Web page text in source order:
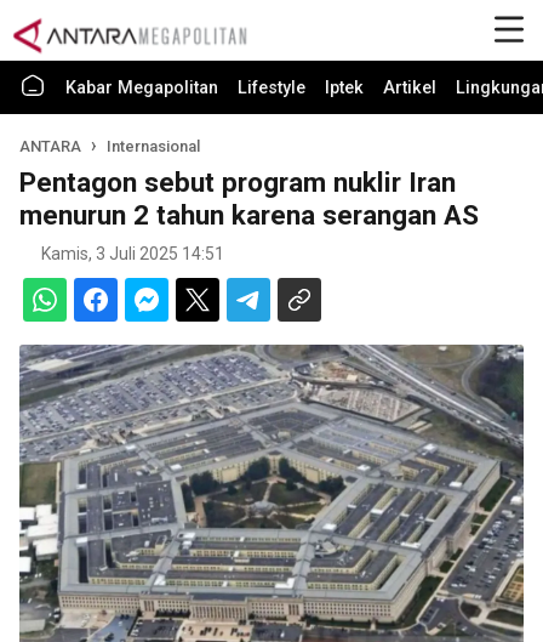
Kabar Megapolitan Lifestyle Iptek Artikel
ANTARA Internasional
Pentagon sebut program nuklir Iran
menurun 2 tahun karena serangan AS
Kamis, 3 Juli 2025 14:51